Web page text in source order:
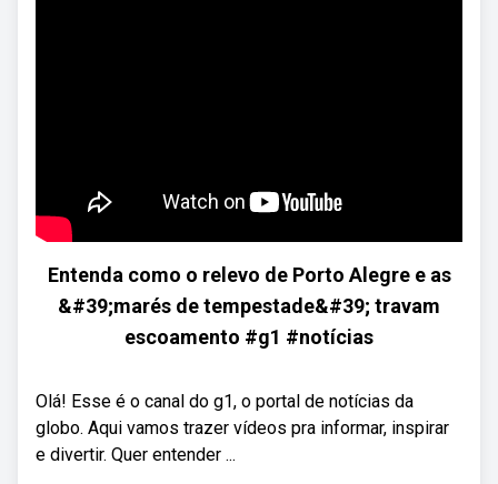
Entenda como o relevo de Porto Alegre e as
&#39;marés de tempestade&#39; travam
escoamento #g1 #notícias
Olá! Esse é o canal do g1, o portal de notícias da
globo. Aqui vamos trazer vídeos pra informar, inspirar
e divertir. Quer entender ...